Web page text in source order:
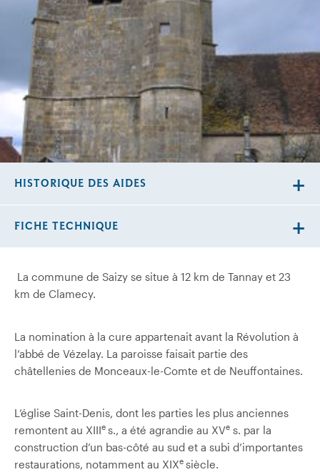
La commune de Saizy se situe à 12 km de Tannay et 23
km de Clamecy.
La nomination à la cure appartenait avant la Révolution à
l’abbé de Vézelay. La paroisse faisait partie des
châtellenies de Monceaux-le-Comte et de Neuffontaines.
L’église Saint-Denis, dont les parties les plus anciennes
remontent au XIIIe s., a été agrandie au XVe s. par la
construction d’un bas-côté au sud et a subi d’importantes
restaurations, notamment au XIXe siècle.
HISTORIQUE DES AIDES
FICHE TECHNIQUE